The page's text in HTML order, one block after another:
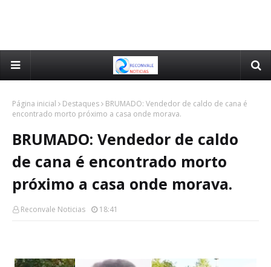
Página inicial Destaques
BRUMADO: Vendedor de caldo de cana é
encontrado morto próximo a casa onde morava.
BRUMADO: Vendedor de caldo
de cana é encontrado morto
próximo a casa onde morava.
Reconvale Noticias 18:41